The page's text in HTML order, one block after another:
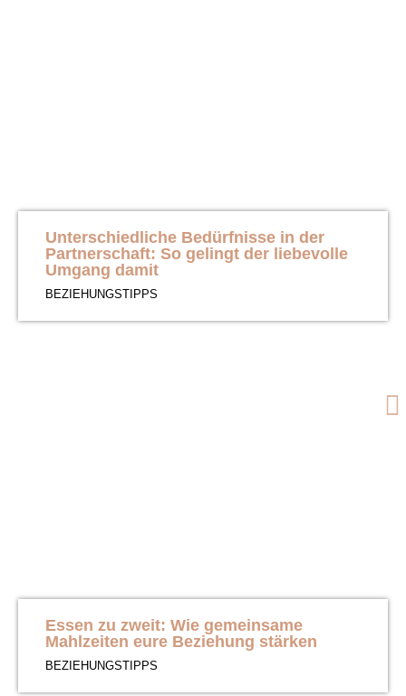
Unterschiedliche Bedürfnisse in der
Partnerschaft: So gelingt der liebevolle
Umgang damit
BEZIEHUNGSTIPPS
Essen zu zweit: Wie gemeinsame
Mahlzeiten eure Beziehung stärken
BEZIEHUNGSTIPPS